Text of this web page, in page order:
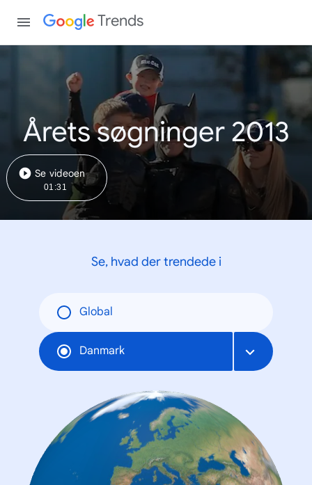
Trends
Årets søgninger 2013
Se videoen
01:31
Se, hvad der trendede i
Global
Danmark